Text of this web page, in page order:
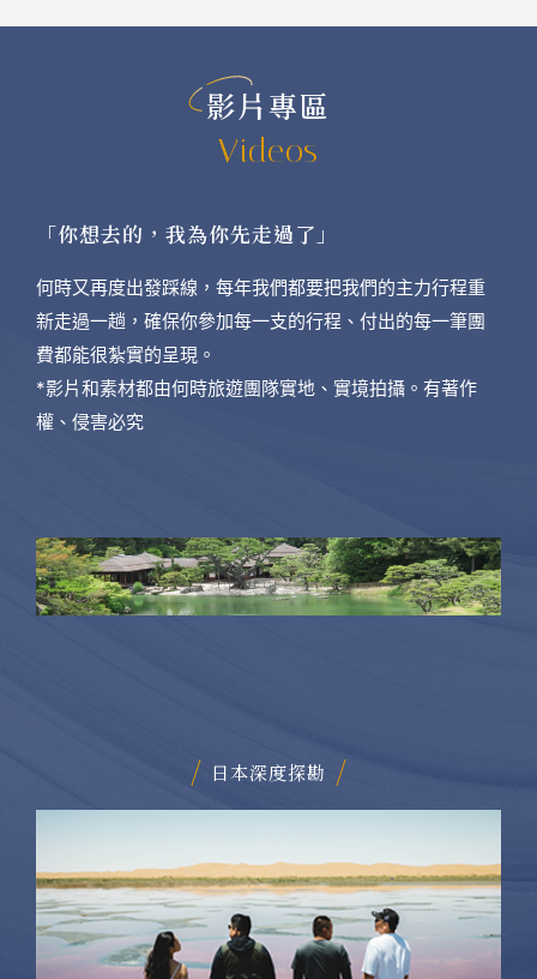
影片專區
Videos
「你想去的，我為你先走過了」
何時又再度出發踩線，每年我們都要把我們的主力行程重
新走過一趟，確保你參加每一支的行程、付出的每一筆團
費都能很紮實的呈現。
*影片和素材都由何時旅遊團隊實地、實境拍攝。有著作
權、侵害必究
日本深度探勘